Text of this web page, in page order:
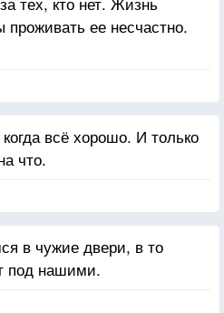
ее несчастно.
но восстание - сама
всё хорошо. И только
что.
в чужие двери, в то
под нашими.